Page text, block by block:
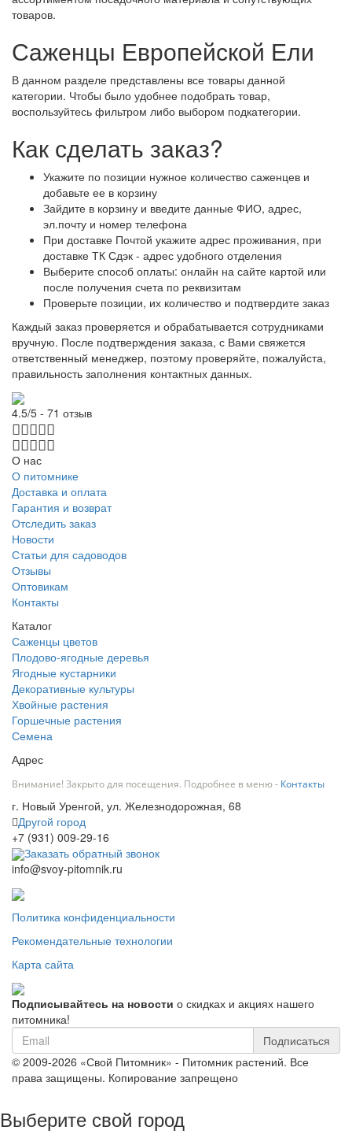
товаров.
Саженцы Европейской Ели
В данном разделе представлены все товары данной
категории. Чтобы было удобнее подобрать товар,
воспользуйтесь фильтром либо выбором подкатегории.
Как сделать заказ?
Укажите по позиции нужное количество саженцев и
добавьте ее в корзину
Зайдите в корзину и введите данные ФИО, адрес,
эл.почту и номер телефона
При доставке Почтой укажите адрес проживания, при
доставке ТК Сдэк - адрес удобного отделения
Выберите способ оплаты: онлайн на сайте картой или
после получения счета по реквизитам
Проверьте позиции, их количество и подтвердите заказ
Каждый заказ проверяется и обрабатывается сотрудниками
вручную. После подтверждения заказа, с Вами свяжется
ответственный менеджер, поэтому проверяйте, пожалуйста,
правильность заполнения контактных данных.
4.5/5 - 71 отзыв
О нас
О питомнике
Доставка и оплата
Гарантия и возврат
Отследить заказ
Новости
Статьи для садоводов
Отзывы
Оптовикам
Контакты
Каталог
Саженцы цветов
Плодово-ягодные деревья
Ягодные кустарники
Декоративные культуры
Хвойные растения
Горшечные растения
Семена
Адрес
Внимание! Закрыто для посещения. Подробнее в меню - Контакты
г. Новый Уренгой, ул. Железнодорожная, 68
Другой город
+7 (931) 009-29-16
Заказать обратный звонок
info@svoy-pitomnik.ru
Политика конфиденциальности
Рекомендательные технологии
Карта сайта
Подписывайтесь на новости о скидках и акциях нашего
питомника!
Подписаться
© 2009-2026 «Свой Питомник» - Питомник растений. Все
права защищены. Копирование запрещено
Выберите свой город